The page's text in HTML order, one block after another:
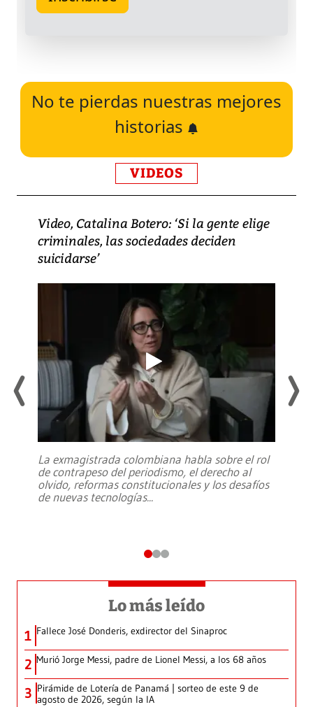
No te pierdas nuestras mejores
historias
VIDEOS
Video, Catalina Botero: ‘Si la gente elige
criminales, las sociedades deciden
suicidarse’
La exmagistrada colombiana habla sobre el rol
de contrapeso del periodismo, el derecho al
olvido, reformas constitucionales y los desafíos
de nuevas tecnologías...
Lo más leído
1 Fallece José Donderis, exdirector del Sinaproc
2 Murió Jorge Messi, padre de Lionel Messi, a los 68 años
3 Pirámide de Lotería de Panamá | sorteo de este 9 de
agosto de 2026, según la IA